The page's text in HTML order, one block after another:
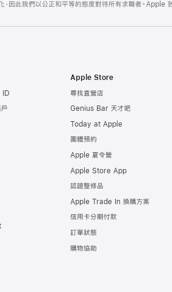
因此我們以公正和平等的態度對待所有求職者。Apple
ID
Apple Store
尋找直營店
Genius Bar 天才吧
Today at Apple
團體預約
Apple 夏令營
Apple Store App
認證整修品
Apple Trade In 換購方案
信用卡分期付款
訂單狀態
購物協助